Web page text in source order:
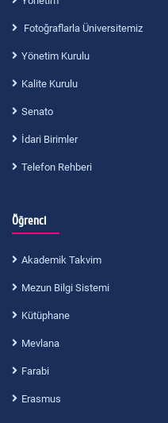
Fotoğraflarla Üniversitemiz
Yönetim Kurulu
Kalite Kurulu
Senato
İdari Birimler
Telefon Rehberi
Öğrenci
Akademik Takvim
Mezun Bilgi Sistemi
Kütüphane
Mevlana
Farabi
Erasmus